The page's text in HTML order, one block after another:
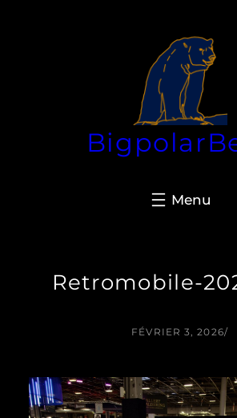
Retromobile-
FÉVRIER 3, 2026/